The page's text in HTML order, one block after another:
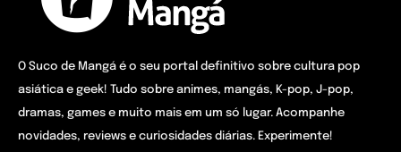
O Suco de Mangá é o seu portal definitivo sobre cultura pop
asiática e geek! Tudo sobre animes, mangás, K-pop, J-pop,
dramas, games e muito mais em um só lugar. Acompanhe
novidades, reviews e curiosidades diárias. Experimente!